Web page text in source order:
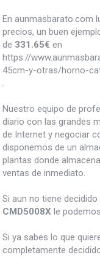
En aunmasbarato.com
precios, un buen
de 331.65€ en
https://
45cm-y-otras/horno-
.
Nuestro equipo de
diario con las grandes
de Internet y negociar
disponemos de un
plantas donde
ventas de inmediato.
Si aun no tiene
CMD5008X le
Si ya sabes lo que
completamente